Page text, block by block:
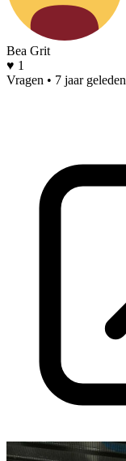
Bea Grit
♥ 1
Vragen • 7 jaar geleden